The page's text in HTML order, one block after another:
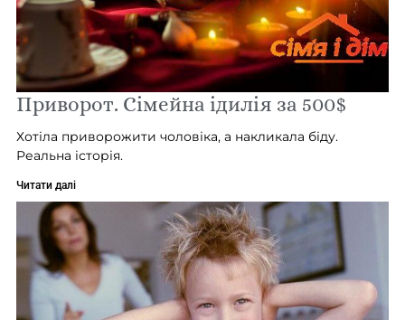
Приворот. Сімейна ідилія за 500$
Хотіла приворожити чоловіка, а накликала біду.
Реальна історія.
Читати далі